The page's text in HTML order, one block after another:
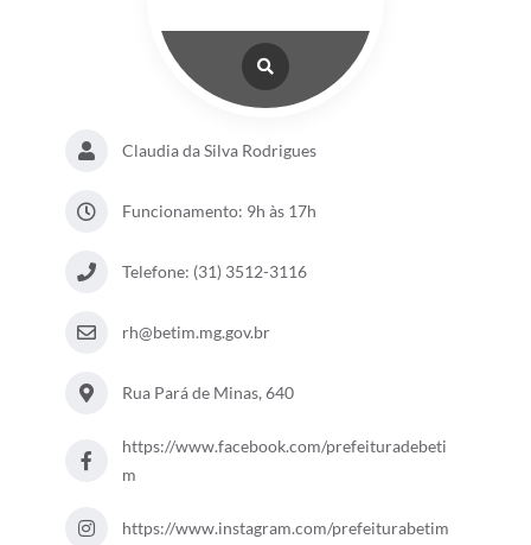
Claudia da Silva Rodrigues
Funcionamento: 9h às 17h
Telefone: (31) 3512-3116
rh@betim.mg.gov.br
Rua Pará de Minas, 640
https://www.facebook.com/prefeituradebeti
m
https://www.instagram.com/prefeiturabetim